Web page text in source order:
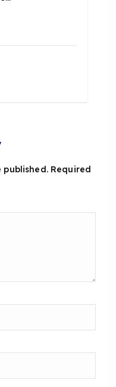
published. Required